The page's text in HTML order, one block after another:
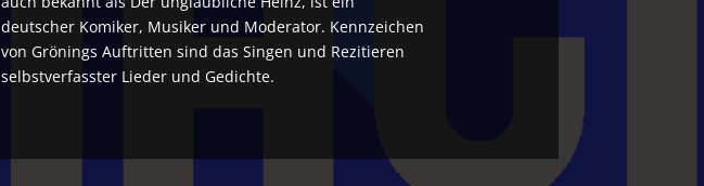
deutscher Komiker, Musiker und Moderator. Kennzeichen
von Grönings Auftritten sind das Singen und Rezitieren
selbstverfasster Lieder und Gedichte.